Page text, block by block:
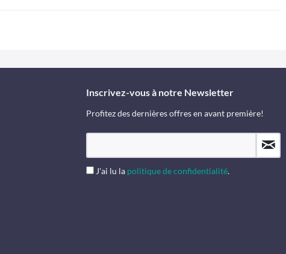
Inscrivez-vous à notre Newsletter
Profitez des dernières offres en avant première!
J'ai lu la politique de confidentialité.